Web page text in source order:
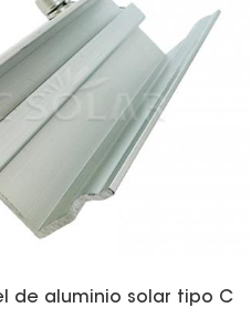
de aluminio solar tipo C